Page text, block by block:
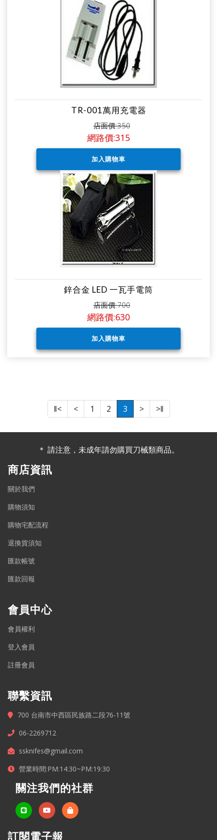
TR-001萬用充電器
店面價:350
網路價:315
鋅合金 LED 一瓦手電筒
店面價:700
網路價:630
‖< < 1 2 3 > >‖
＊ 請注意，未成年請勿購買刀械類商品。
商店資訊
關於我們
購物須知
購物宅配流程
退換貨須知
匯款帳號
匯款回報
會員中心
會員權利
登入會員
註冊會員
聯繫資訊
700 台南市中西區民族路二段76-11號
06-2269712
ssknifes@gmail.com
營業時間:PM:14:30~PM:19:30
關注我們的社群
訂閱電子報